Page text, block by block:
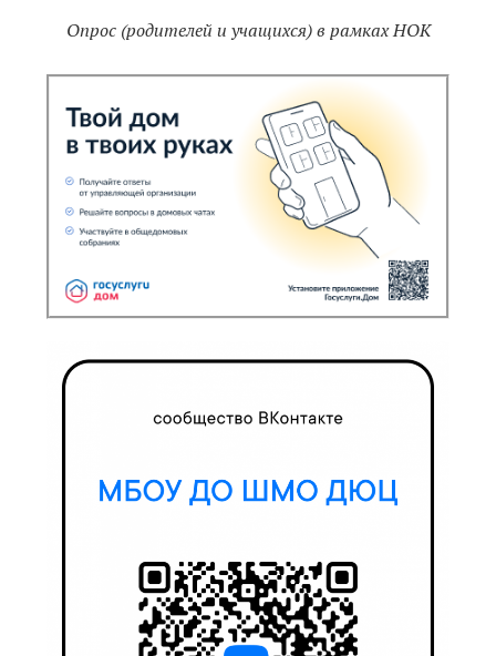
Опрос (родителей и учащихся) в рамках НОК